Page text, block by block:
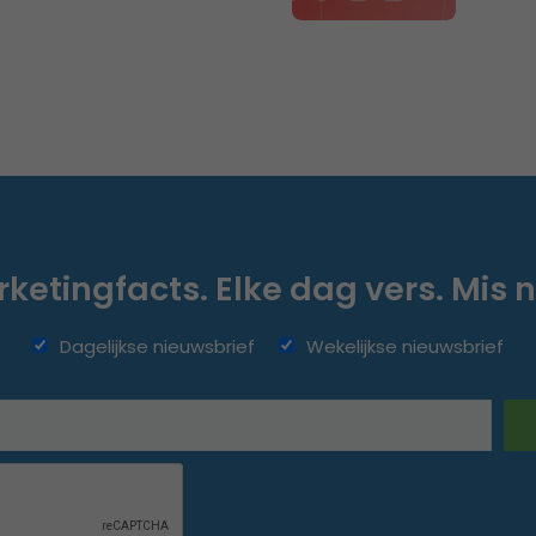
Elke dag vers. Mis
Dagelijkse nieuwsbrief Wekelijkse nieuwsbrief